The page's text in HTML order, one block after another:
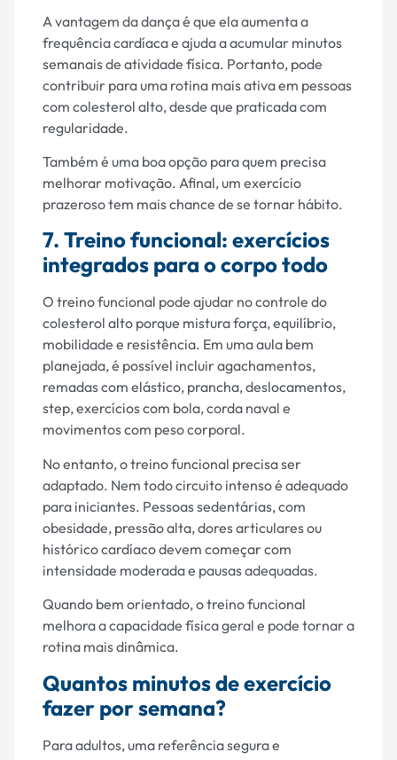
A vantagem da dança é que ela aumenta a
frequência cardíaca e ajuda a acumular minutos
semanais de atividade física. Portanto, pode
contribuir para uma rotina mais ativa em pessoas
com colesterol alto, desde que praticada com
regularidade.
Também é uma boa opção para quem precisa
melhorar motivação. Afinal, um exercício
prazeroso tem mais chance de se tornar hábito.
7. Treino funcional: exercícios
integrados para o corpo todo
O treino funcional pode ajudar no controle do
colesterol alto porque mistura força, equilíbrio,
mobilidade e resistência. Em uma aula bem
planejada, é possível incluir agachamentos,
remadas com elástico, prancha, deslocamentos,
step, exercícios com bola, corda naval e
movimentos com peso corporal.
No entanto, o treino funcional precisa ser
adaptado. Nem todo circuito intenso é adequado
para iniciantes. Pessoas sedentárias, com
obesidade, pressão alta, dores articulares ou
histórico cardíaco devem começar com
intensidade moderada e pausas adequadas.
Quando bem orientado, o treino funcional
melhora a capacidade física geral e pode tornar a
rotina mais dinâmica.
Quantos minutos de exercício
fazer por semana?
Para adultos, uma referência segura e